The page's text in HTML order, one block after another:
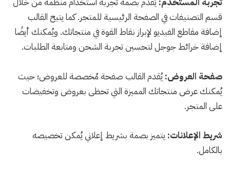
قسم التصنيفات في الصفحة الرئيسية للمتجر. كما يتيح القالب
إضافة مقاطع الفيديو لإبراز نقاط القوة في منتجاتك. ويُمكنك أيضًا
إضافة خرائط جوجل لتحسين تجربة الشحن ومتابعة الطلبات.
صفحة العروض:يُقدم القالب صفحة مُخصصة للعروض؛ حيث
يُمكنك عرض منتجاتك المميزة التي تحظى بعروض وتخفيضات
على المتجر.
شريط الإعلانات: يتميز بصمة بشريط إعلاني يُمكن تخصيصه
بالكامل.